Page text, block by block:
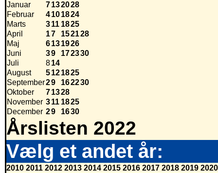
Januar
7132028
Februar
4101824
Marts
311 1825
April
17 152128
Maj
6131926
Juni
39 172330
Juli
814
August
5121825
September29 162230
Oktober
71328
November 311 1825
December 29 1630
Årslisten 2022
Vælg et andet år:
2010 2011 2012 2013 2014 2015 2016 2017 2018 2019 2020